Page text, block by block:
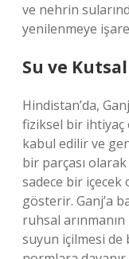
ve nehrin
yenilenmeye
Su ve
Hindistan’da,
fiziksel bir
kabul edilir ve
bir parçası
sadece bir içecek
gösterir. Ganj’a
ruhsal
suyun içilmesi